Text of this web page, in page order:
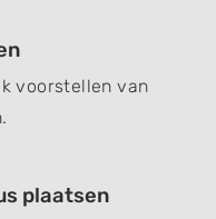
voorstellen van
plaatsen